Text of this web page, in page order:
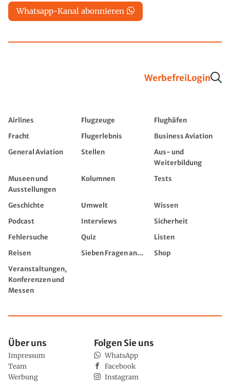
Whatsapp-Kanal abonnieren
WerbefreiLogin
Airlines Flugzeuge
Flughäfen
Fracht
Flugerlebnis
Business Aviation
General Aviation
Stellen
Aus- und
Weiterbildung
Museen und
Ausstellungen
Kolumnen Tests
Geschichte Umwelt
Wissen
Podcast
Interviews
Sicherheit
Fehlersuche
Quiz
Listen
Reisen
Sieben Fragen an...
Shop
Veranstaltungen,
Konferenzen und
Messen
Über uns
Impressum
Team
Werbung
Folgen Sie uns
WhatsApp
Facebook
Instagram